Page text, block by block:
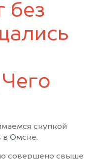
Черлак
без
скупкой
в Омске.
совершено свыше